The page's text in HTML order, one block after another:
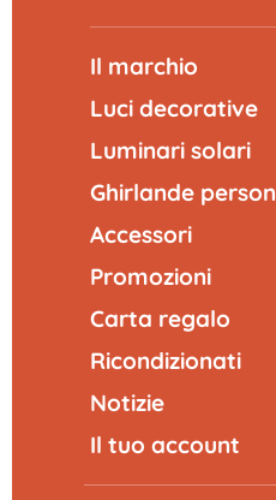
Il marchio
Luci decorative
Luminari solari
Ghirlande
Accessori
Promozioni
Carta regalo
Ricondizionati
Notizie
Il tuo account